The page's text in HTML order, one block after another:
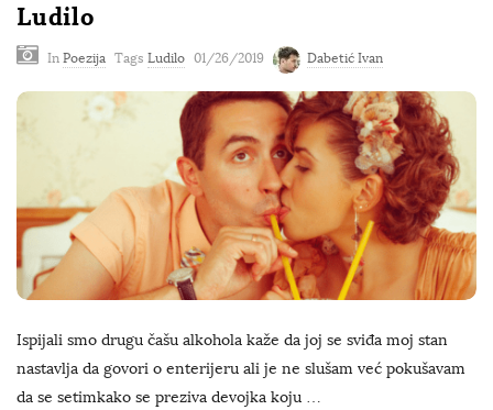
Ludilo
In Poezija Tags Ludilo 01/26/2019 Dabetić Ivan
Ispijali smo drugu čašu alkohola kaže da joj se sviđa moj stan
nastavlja da govori o enterijeru ali je ne slušam već pokušavam
da se setimkako se preziva devojka koju …